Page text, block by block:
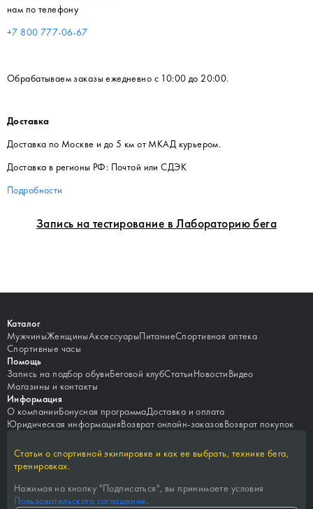
Запись на тестирование в Лабораторию бега
нам по телефону
+7 800 777-06-67
Обрабатываем заказы ежедневно с 10:00 до 20:00.
Доставка
Доставка по Москве и до 5 км от МКАД курьером.
Доставка в регионы РФ: Почтой или СДЭК
Подробности
Каталог
МужчиныЖенщиныАксессуарыПитаниеСпортивная аптека
Спортивные часы
Помощь
Запись на подбор обувиБеговой клубСтатьиНовостиВидео
Магазины и контакты
Информация
О компанииБонусная программаДоставка и оплата
Юридическая информацияВозврат онлайн-заказовВозврат покупок
Статьи о спортивной экипировке и как ее выбрать, технике бега,
тренировках.
Нажимая на кнопку "Подписаться", вы принимаете условия
Пользовательского соглашения.